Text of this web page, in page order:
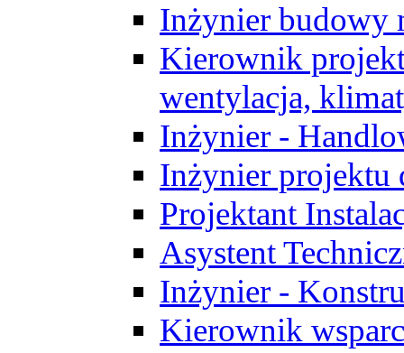
Inżynier budowy
Kierownik
wentylacja,
Inżynier -
Inżynier projektu
Projektant
Asystent
Inżynier -
Kierownik